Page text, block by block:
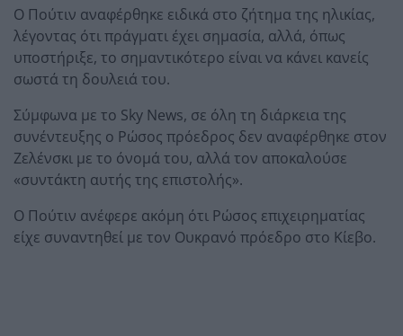
Ο Πούτιν αναφέρθηκε ειδικά στο ζήτημα της ηλικίας,
λέγοντας ότι πράγματι έχει σημασία, αλλά, όπως
υποστήριξε, το σημαντικότερο είναι να κάνει κανείς
σωστά τη δουλειά του.
Σύμφωνα με το Sky News, σε όλη τη διάρκεια της
συνέντευξης ο Ρώσος πρόεδρος δεν αναφέρθηκε στον
Ζελένσκι με το όνομά του, αλλά τον αποκαλούσε
«συντάκτη αυτής της επιστολής».
Ο Πούτιν ανέφερε ακόμη ότι Ρώσος επιχειρηματίας
είχε συναντηθεί με τον Ουκρανό πρόεδρο στο Κίεβο.